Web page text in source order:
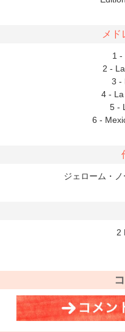
メド
1 -
2 -
3 -
4 -
5 -
6 -
ジェローム・
2